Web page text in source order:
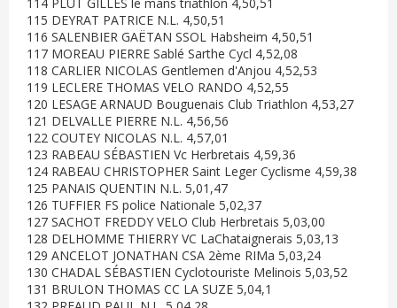
115 DEYRAT PATRICE N.L. 4,50,51
116 SALENBIER GAËTAN SSOL Habsheim 4,50,51
117 MOREAU PIERRE Sablé Sarthe Cycl 4,52,08
118 CARLIER NICOLAS Gentlemen d'Anjou 4,52,53
119 LECLERE THOMAS VELO RANDO 4,52,55
120 LESAGE ARNAUD Bouguenais Club Triathlon 4,53,27
121 DELVALLE PIERRE N.L. 4,56,56
122 COUTEY NICOLAS N.L. 4,57,01
123 RABEAU SÉBASTIEN Vc Herbretais 4,59,36
124 RABEAU CHRISTOPHER Saint Leger Cyclisme 4,59,38
125 PANAIS QUENTIN N.L. 5,01,47
126 TUFFIER FS police Nationale 5,02,37
127 SACHOT FREDDY VELO Club Herbretais 5,03,00
128 DELHOMME THIERRY VC LaChataignerais 5,03,13
129 ANCELOT JONATHAN CSA 2ème RIMa 5,03,24
130 CHADAL SÉBASTIEN Cyclotouriste Melinois 5,03,52
131 BRULON THOMAS CC LA SUZE 5,04,1